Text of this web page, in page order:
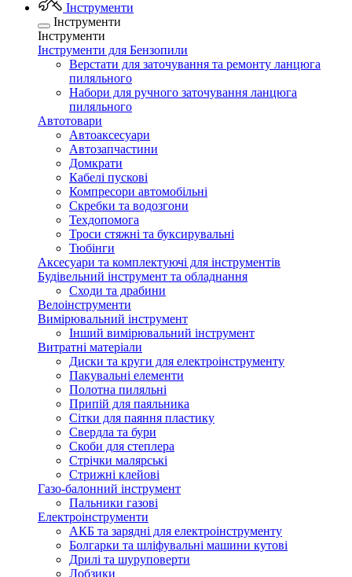
Інструменти
Інструменти
Інструменти
Інструменти для Бензопили
Верстати для заточування та ремонту ланцюга
пиляльного
Набори для ручного заточування ланцюга
пиляльного
Автотовари
Автоаксесуари
Автозапчастини
Домкрати
Кабелі пускові
Компресори автомобільні
Скребки та водозгони
Техдопомога
Троси стяжні та буксирувальні
Тюбінги
Аксесуари та комплектуючі для інструментів
Будівельний інструмент та обладнання
Сходи та драбини
Велоінструменти
Вимірювальний інструмент
Інший вимірювальний інструмент
Витратні матеріали
Диски та круги для електроінструменту
Пакувальні елементи
Полотна пиляльні
Припій для паяльника
Сітки для паяння пластику
Свердла та бури
Скоби для степлера
Стрічки малярські
Стрижні клейові
Газо-балонний інструмент
Пальники газові
Електроінструменти
АКБ та зарядні для електроінструменту
Болгарки та шліфувальні машини кутові
Дрилі та шуруповерти
Лобзики